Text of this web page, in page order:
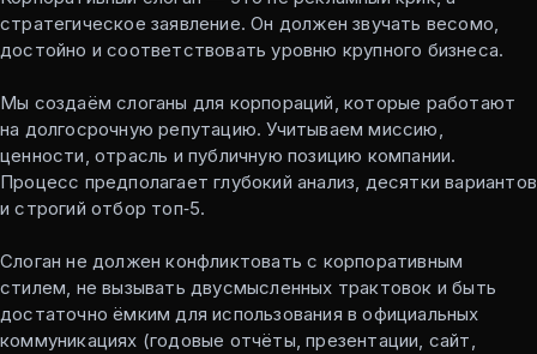
стратегическое заявление. Он должен звучать весомо,
достойно и соответствовать уровню крупного бизнеса.
Мы создаём слоганы для корпораций, которые работают
на долгосрочную репутацию. Учитываем миссию,
ценности, отрасль и публичную позицию компании.
Процесс предполагает глубокий анализ, десятки вариантов
и строгий отбор топ‑5.
Слоган не должен конфликтовать с корпоративным
стилем, не вызывать двусмысленных трактовок и быть
достаточно ёмким для использования в официальных
коммуникациях (годовые отчёты, презентации, сайт,